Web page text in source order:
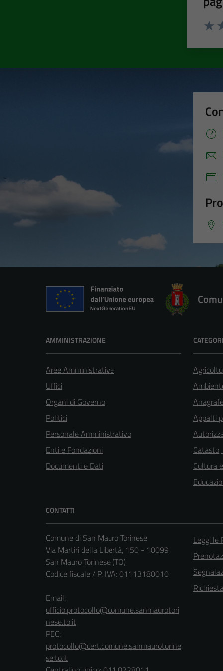
AMMINISTRAZIONE
Aree Amministrative
Uffici
Organi di Governo
Politici
Personale Amministrativo
Enti e Fondazioni
Documenti e Dati
Appalti
Cultura
CONTATTI
Comune di San Mauro Torinese
Via Martiri della Libertà, 150 - 10099
San Mauro Torinese (TO)
Codice fiscale / P. IVA: 01113180010
Email:
ufficio.protocollo@comune.sanmaurotori
nese.to.it
PEC:
protocollo@cert.comune.sanmaurotorine
se.to.it
Leggi le